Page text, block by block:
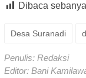
Dibaca
Desa Suranadi
Penulis: Redaksi
Editor: Bani